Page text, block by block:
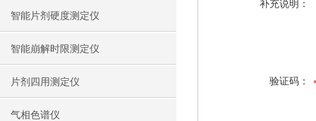
智能片剂硬度测定仪
智能崩解时限测定仪
片剂四用测定仪
气相色谱仪
补充说明：
验证码：